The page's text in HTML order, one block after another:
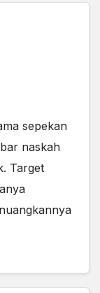
sepekan
naskah
Target